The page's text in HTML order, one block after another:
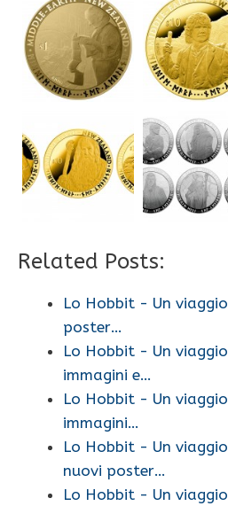
Related Posts:
Lo Hobbit - Un
poster…
Lo Hobbit - Un
immagini e…
Lo Hobbit - Un
immagini…
Lo Hobbit - Un
nuovi poster…
Lo Hobbit - Un